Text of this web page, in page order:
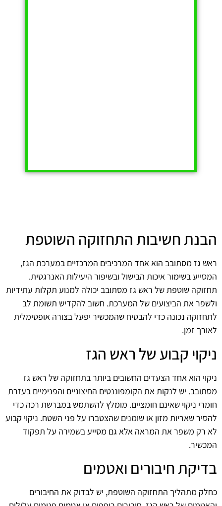
הבנת חשיבות התחזוקה השוטפת
ראש גז מסתובב הוא אחד המרכיבים המרכזיים במערכת הגז,
המסייע בשימור איכות הבישול ובשיפור היעילות האנרגטית.
תחזוקה שוטפת של ראש גז מסתובב יכולה למנוע תקלות עתידיות
ולשפר את הביצועים של המערכת. חשוב להקדיש תשומת לב
לתחזוקה נכונה כדי להבטיח שהמכשיר יפעל בצורה אופטימלית
לאורך זמן.
ניקוי קבוע של ראש הגז
ניקוי הוא אחד הצעדים החשובים ביותר בתחזוקה של ראש גז
מסתובב. יש לנקות את הקומפוננטים החיצוניים והפנימיים בעזרת
חומרי ניקוי שאינם חומציים. מומלץ להשתמש במברשת רכה כדי
להסיר שאריות מזון או שומנים שהצטברו על פני השטח. ניקוי קבוע
לא רק משפר את המראה אלא גם מסייע בשמירה על תפקוד
המכשיר.
בדיקת חיבורים ואטמים
כחלק מתהליך התחזוקה השוטפת, יש לבדוק את החיבורים